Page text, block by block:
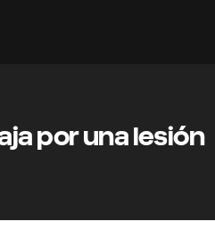
por una lesión